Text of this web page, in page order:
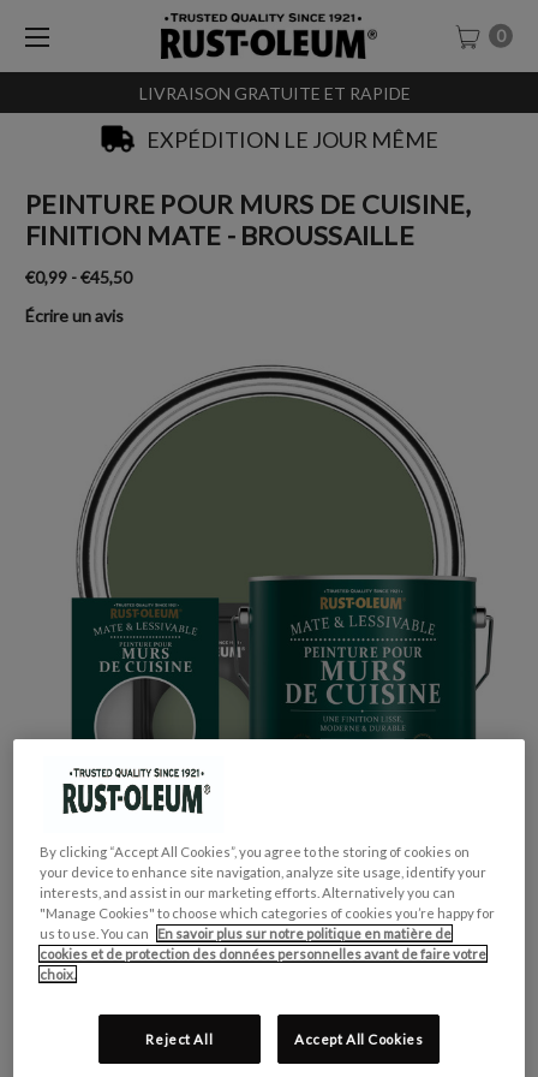
LIVRAISON GRATUITE ET RAPIDE
0
EXPÉDITION LE JOUR MÊME
PEINTURE POUR MURS DE CUISINE,
FINITION MATE - BROUSSAILLE
€0,99 - €45,50
Écrire un avis
GROUPE DE COULEUR:
COLLECTION DE COULEUR: Tons Moyens
Mate
By clicking “Accept All Cookies”, you agree to the storing of cookies on
your device to enhance site navigation, analyze site usage, identify your
interests, and assist in our marketing efforts. Alternatively you can
"Manage Cookies" to choose which categories of cookies you’re happy for
us to use. You can
En savoir plus sur notre politique en matière de
cookies et de protection des données personnelles avant de faire votre
choix.
Reject All Accept All Cookies